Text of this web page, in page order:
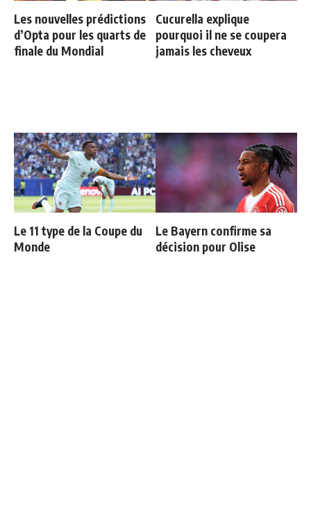
Les nouvelles prédictions
d’Opta pour les quarts de
finale du Mondial
Cucurella explique
pourquoi il ne se coupera
jamais les cheveux
Le 11 type de la Coupe du
Monde
Le Bayern confirme sa
décision pour Olise